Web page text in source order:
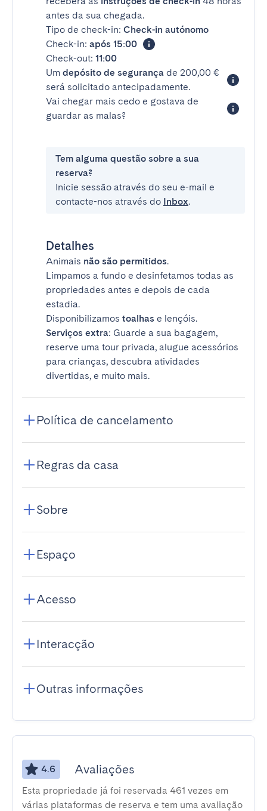
antes da sua chegada.
Tipo de check-in: Check-in autónomo
Check-in: após 15:00
Check-out: 11:00
Um depósito de segurança de 200,00 €
será solicitado antecipadamente.
Vai chegar mais cedo e gostava de
guardar as malas?
Tem alguma questão sobre a sua
reserva?
Inicie sessão através do seu e-mail e
contacte-nos através do Inbox.
Detalhes
Animais não são permitidos.
Limpamos a fundo e desinfetamos todas as
propriedades antes e depois de cada
estadia.
Disponibilizamos toalhas e lençóis.
Serviços extra: Guarde a sua bagagem,
reserve uma tour privada, alugue acessórios
para crianças, descubra atividades
divertidas, e muito mais.
Política de cancelamento
Regras da casa
Sobre
Espaço
Acesso
Interacção
Outras informações
4.6 Avaliações
Esta propriedade já foi reservada 461 vezes em
várias plataformas de reserva e tem uma avaliação